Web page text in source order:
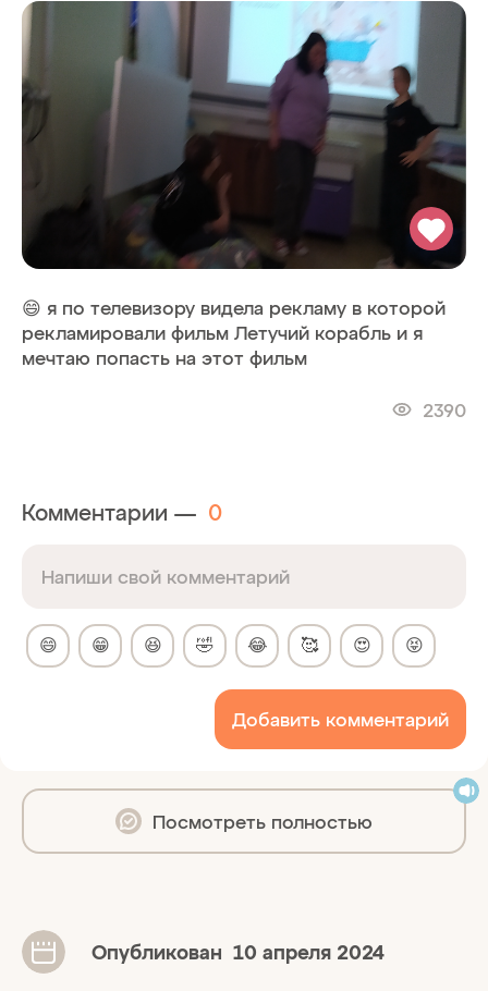
😄 я по телевизору видела рекламу в которой
рекламировали фильм Летучий корабль и я
мечтаю попасть на этот фильм
2390
Комментарии — 0
😄 😁 😆 🤣 😂 🥰 😍 😝
Добавить комментарий
Посмотреть полностью
Опубликован 10 апреля 2024